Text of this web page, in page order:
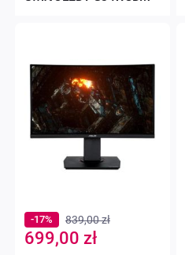
Special
Price
699,00 zł
-17% 839,00 zł